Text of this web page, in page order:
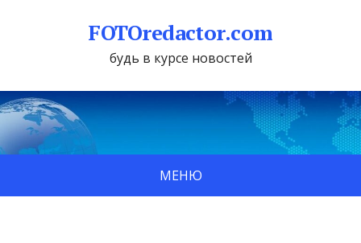
FOTOredactor.com
будь в курсе новостей
МЕНЮ